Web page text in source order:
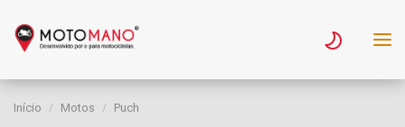
Início Motos Puch